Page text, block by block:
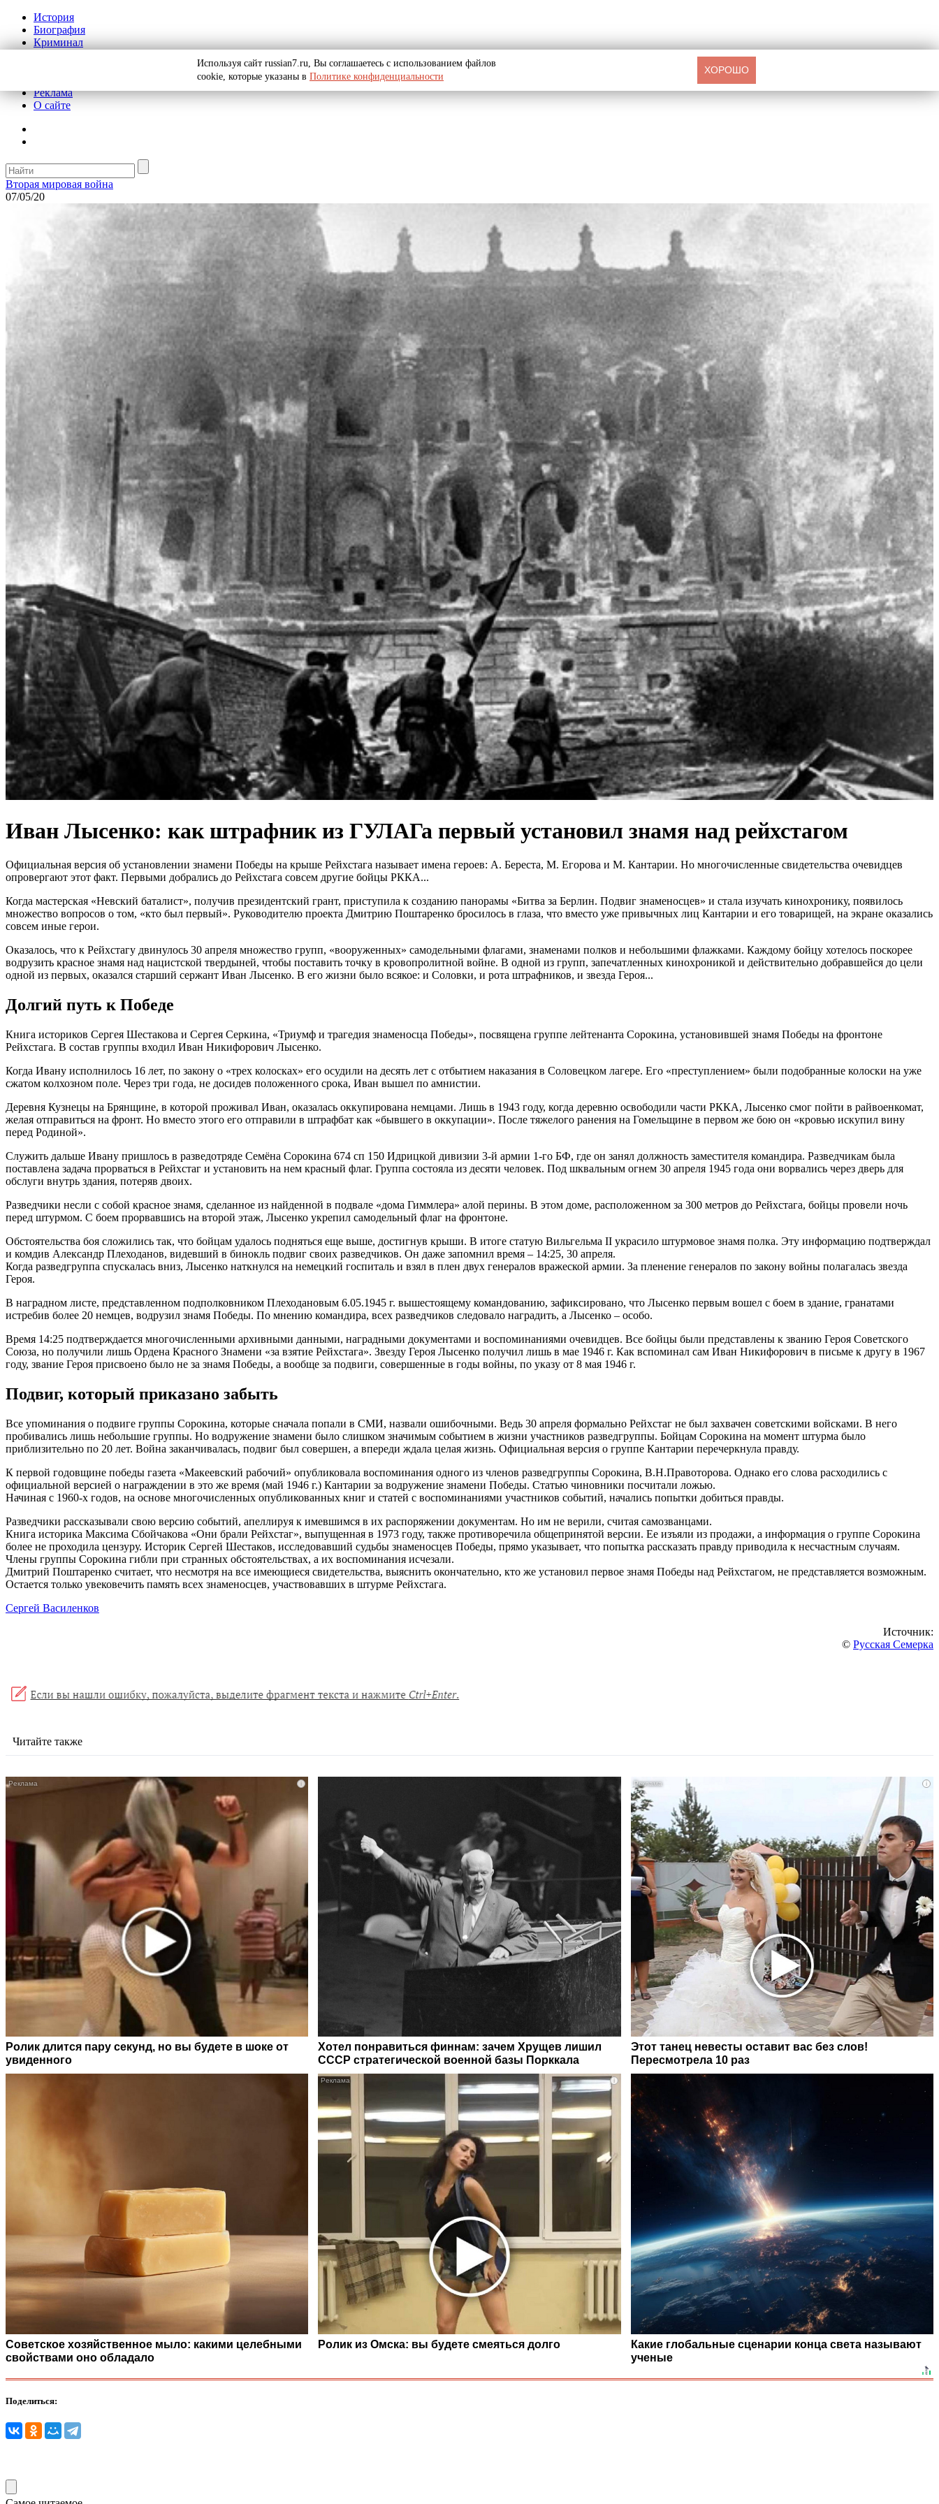
История
Биография
Криминал
Реклама
О сайте
Вторая мировая война
07/05/20
Иван Лысенко: как штрафник из ГУЛАГа первый установил знамя над рейхстагом
Официальная версия об установлении знамени Победы на крыше Рейхстага называет имена героев: А. Береста, М. Егорова и М. Кантарии. Но многочисленные свидетельства очевидцев
опровергают этот факт. Первыми добрались до Рейхстага совсем другие бойцы РККА...
Когда мастерская «Невский баталист», получив президентский грант, приступила к созданию панорамы «Битва за Берлин. Подвиг знаменосцев» и стала изучать кинохронику, появилось
множество вопросов о том, «кто был первый». Руководителю проекта Дмитрию Поштаренко бросилось в глаза, что вместо уже привычных лиц Кантарии и его товарищей, на экране оказались
совсем иные герои.
Оказалось, что к Рейхстагу двинулось 30 апреля множество групп, «вооруженных» самодельными флагами, знаменами полков и небольшими флажками. Каждому бойцу хотелось поскорее
водрузить красное знамя над нацистской твердыней, чтобы поставить точку в кровопролитной войне. В одной из групп, запечатленных кинохроникой и действительно добравшейся до цели
одной из первых, оказался старший сержант Иван Лысенко. В его жизни было всякое: и Соловки, и рота штрафников, и звезда Героя...
Долгий путь к Победе
Книга историков Сергея Шестакова и Сергея Серкина, «Триумф и трагедия знаменосца Победы», посвящена группе лейтенанта Сорокина, установившей знамя Победы на фронтоне
Рейхстага. В состав группы входил Иван Никифорович Лысенко.
Когда Ивану исполнилось 16 лет, по закону о «трех колосках» его осудили на десять лет с отбытием наказания в Соловецком лагере. Его «преступлением» были подобранные колоски на уже
сжатом колхозном поле. Через три года, не досидев положенного срока, Иван вышел по амнистии.
Деревня Кузнецы на Брянщине, в которой проживал Иван, оказалась оккупирована немцами. Лишь в 1943 году, когда деревню освободили части РККА, Лысенко смог пойти в райвоенкомат,
желая отправиться на фронт. Но вместо этого его отправили в штрафбат как «бывшего в оккупации». После тяжелого ранения на Гомельщине в первом же бою он «кровью искупил вину
перед Родиной».
Служить дальше Ивану пришлось в разведотряде Семёна Сорокина 674 сп 150 Идрицкой дивизии 3-й армии 1-го БФ, где он занял должность заместителя командира. Разведчикам была
поставлена задача прорваться в Рейхстаг и установить на нем красный флаг. Группа состояла из десяти человек. Под шквальным огнем 30 апреля 1945 года они ворвались через дверь для
обслуги внутрь здания, потеряв двоих.
Разведчики несли с собой красное знамя, сделанное из найденной в подвале «дома Гиммлера» алой перины. В этом доме, расположенном за 300 метров до Рейхстага, бойцы провели ночь
перед штурмом. С боем прорвавшись на второй этаж, Лысенко укрепил самодельный флаг на фронтоне.
Обстоятельства боя сложились так, что бойцам удалось подняться еще выше, достигнув крыши. В итоге статую Вильгельма II украсило штурмовое знамя полка. Эту информацию подтверждал
и комдив Александр Плеходанов, видевший в бинокль подвиг своих разведчиков. Он даже запомнил время – 14:25, 30 апреля.
Когда разведгруппа спускалась вниз, Лысенко наткнулся на немецкий госпиталь и взял в плен двух генералов вражеской армии. За пленение генералов по закону войны полагалась звезда
Героя.
В наградном листе, представленном подполковником Плеходановым 6.05.1945 г. вышестоящему командованию, зафиксировано, что Лысенко первым вошел с боем в здание, гранатами
истребив более 20 немцев, водрузил знамя Победы. По мнению командира, всех разведчиков следовало наградить, а Лысенко – особо.
Время 14:25 подтверждается многочисленными архивными данными, наградными документами и воспоминаниями очевидцев. Все бойцы были представлены к званию Героя Советского
Союза, но получили лишь Ордена Красного Знамени «за взятие Рейхстага». Звезду Героя Лысенко получил лишь в мае 1946 г. Как вспоминал сам Иван Никифорович в письме к другу в 1967
году, звание Героя присвоено было не за знамя Победы, а вообще за подвиги, совершенные в годы войны, по указу от 8 мая 1946 г.
Подвиг, который приказано забыть
Все упоминания о подвиге группы Сорокина, которые сначала попали в СМИ, назвали ошибочными. Ведь 30 апреля формально Рейхстаг не был захвачен советскими войсками. В него
пробивались лишь небольшие группы. Но водружение знамени было слишком значимым событием в жизни участников разведгруппы. Бойцам Сорокина на момент штурма было
приблизительно по 20 лет. Война заканчивалась, подвиг был совершен, а впереди ждала целая жизнь. Официальная версия о группе Кантарии перечеркнула правду.
К первой годовщине победы газета «Макеевский рабочий» опубликовала воспоминания одного из членов разведгруппы Сорокина, В.Н.Правоторова. Однако его слова расходились с
официальной версией о награждении в это же время (май 1946 г.) Кантарии за водружение знамени Победы. Статью чиновники посчитали ложью.
Начиная с 1960-х годов, на основе многочисленных опубликованных книг и статей с воспоминаниями участников событий, начались попытки добиться правды.
Разведчики рассказывали свою версию событий, апеллируя к имевшимся в их распоряжении документам. Но им не верили, считая самозванцами.
Книга историка Максима Сбойчакова «Они брали Рейхстаг», выпущенная в 1973 году, также противоречила общепринятой версии. Ее изъяли из продажи, а информация о группе Сорокина
более не проходила цензуру. Историк Сергей Шестаков, исследовавший судьбы знаменосцев Победы, прямо указывает, что попытка рассказать правду приводила к несчастным случаям.
Члены группы Сорокина гибли при странных обстоятельствах, а их воспоминания исчезали.
Дмитрий Поштаренко считает, что несмотря на все имеющиеся свидетельства, выяснить окончательно, кто же установил первое знамя Победы над Рейхстагом, не представляется возможным.
Остается только увековечить память всех знаменосцев, участвовавших в штурме Рейхстага.
Сергей Василенков
Источник:
© Русская Семерка
Читайте также
i
Ролик длится пару секунд, но вы будете в шоке от
увиденного
Хотел понравиться финнам: зачем Хрущев лишил
СССР стратегической военной базы Порккала
i
Этот танец невесты оставит вас без слов!
Пересмотрела 10 раз
Советское хозяйственное мыло: какими целебными
свойствами оно обладало
i
Ролик из Омска: вы будете смеяться долго
Какие глобальные сценарии конца света называют
ученые
Поделиться:
Используя сайт russian7.ru, Вы соглашаетесь с использованием файлов
cookie, которые указаны в Политике конфиденциальности
ХОРОШО